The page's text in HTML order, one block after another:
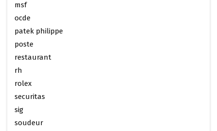
msf
ocde
patek philippe
poste
restaurant
rh
rolex
securitas
sig
soudeur